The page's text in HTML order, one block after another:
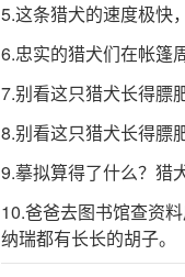
5.这条猎犬的速度极快
6.忠实的猎犬们在帐篷
7.别看这只猎犬长得膘
8.别看这只猎犬长得膘
9.摹拟算得了什么？猎
10.爸爸去图书馆查资
纳瑞都有长长的胡子。